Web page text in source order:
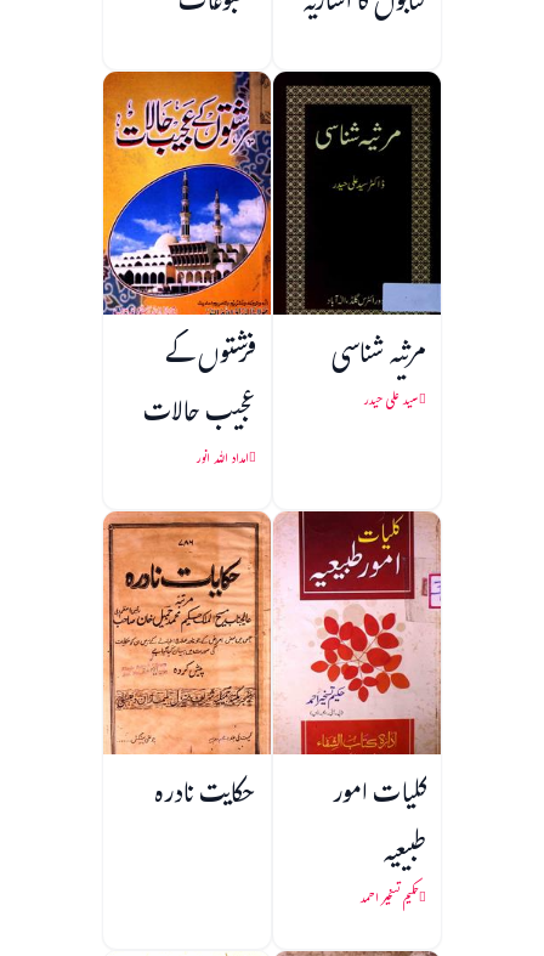
مرثیہ شناسی
سید علی حیدر
فرشتوں کے
عجیب حالات
امداد اللہ انور
کلیات امور
طبیعیہ
حکیم تسخیر احمد
حکایت نادرہ